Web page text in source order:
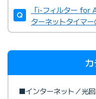
「i-フィルター for
ターネットタイマ
■インターネット／光